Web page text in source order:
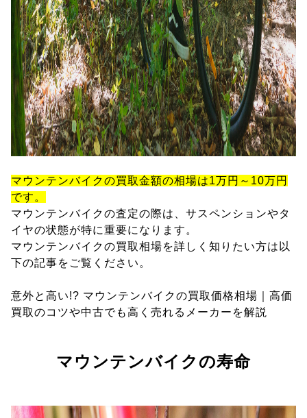
マウンテンバイクの買取金額の相場は1万円～10万円
です。
マウンテンバイクの査定の際は、サスペンションやタ
イヤの状態が特に重要になります。
マウンテンバイクの買取相場を詳しく知りたい方は以
下の記事をご覧ください。
意外と高い!? マウンテンバイクの買取価格相場｜高価
買取のコツや中古でも高く売れるメーカーを解説
マウンテンバイクの寿命